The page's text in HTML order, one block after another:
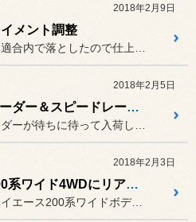
2018年2月9日
メント調整
2018年2月5日
ドライブレコーダー＆スピードレーダーの巻
2018年2月3日
ハイエース200系ワイド4WDにリア追加スタビライザー取り付け
先日当店にてハイエース200系ワイドボディの4WD仕様に